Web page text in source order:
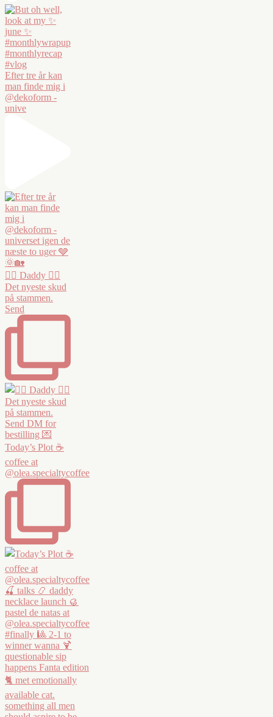
Efter tre år kan
man finde mig i
@dekoform -
unive
❤️‍🔥 Daddy ❤️‍🔥
Det nyeste skud
på stammen.
Send
Today’s Plot ☕️
coffee at
@olea.specialtycoffee